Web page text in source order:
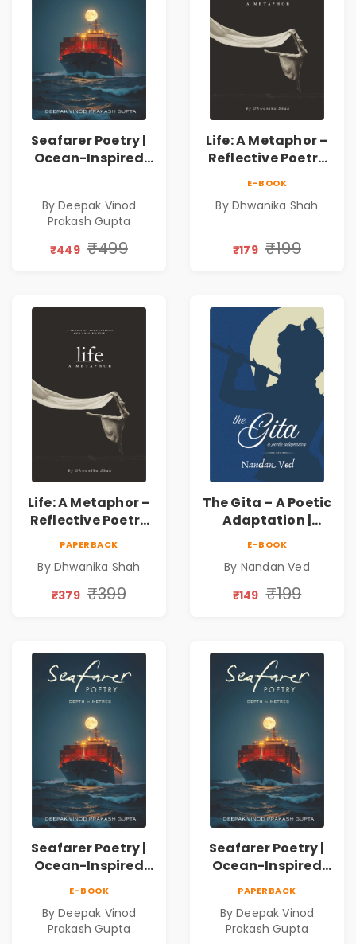
Seafarer Poetry |
Ocean-Inspired
By Deepak Vinod
Prakash Gupta
₹449 ₹499
Life: A Metaphor –
Reflective Poetry
Silence & Self-
Journey Through
Dhwanika Shah
E-BOOK
By Dhwanika Shah
₹179 ₹199
Life: A Metaphor –
Reflective Poetry
on Healing,
Silence & Self-
Discovery | A
Connection | By
Dhwanika Shah
PAPERBACK
By Dhwanika Shah
₹379 ₹399
The Gita – A Poetic
Adaptation |
Nandan Ved |
Book
E-BOOK
By Nandan Ved
₹149 ₹199
Seafarer Poetry |
Ocean-Inspired
E-BOOK
By Deepak Vinod
Prakash Gupta
Seafarer Poetry |
Ocean-Inspired
PAPERBACK
By Deepak Vinod
Prakash Gupta